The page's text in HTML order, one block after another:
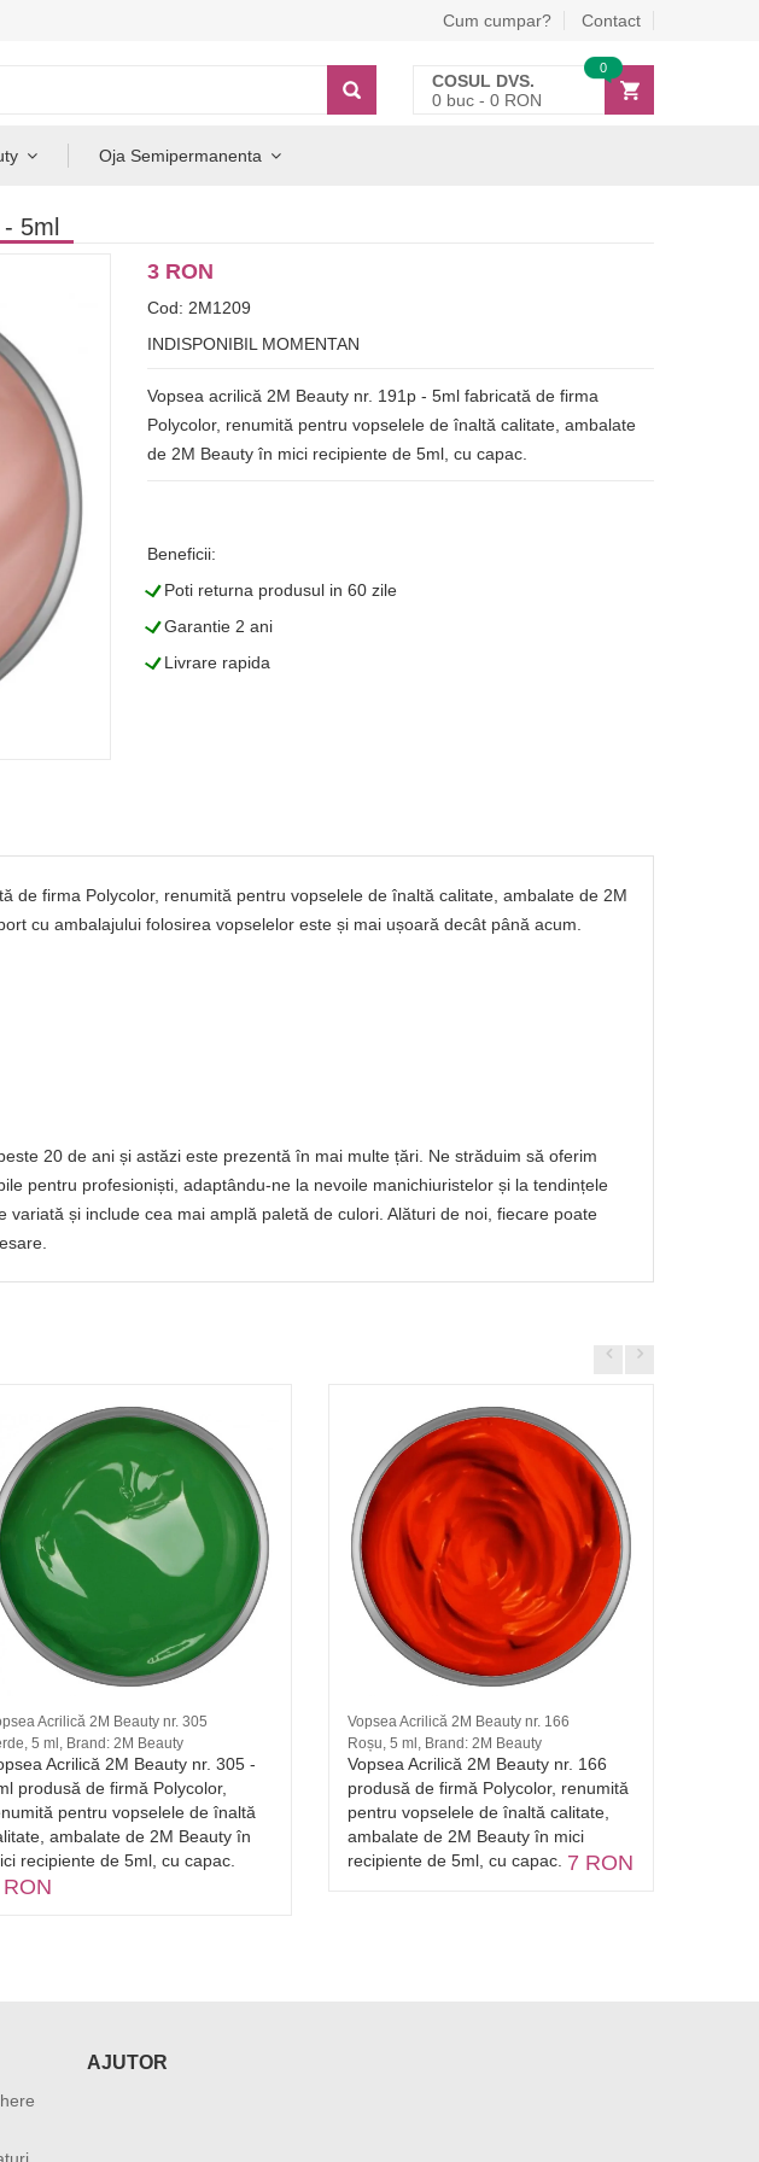
Cum cumpar? Contact
COSUL DVS.
0 buc - 0 RON
0
Oja Semipermanenta
5ml
3 RON
Cod: 2M1209
INDISPONIBIL MOMENTAN
Vopsea acrilică 2M Beauty nr. 191p - 5ml fabricată de firma
Polycolor, renumită pentru vopselele de înaltă calitate, ambalate
de 2M Beauty în mici recipiente de 5ml, cu capac.
Beneficii:
LPoti returna produsul in 60 zile
LGarantie 2 ani
LLivrare rapida
de firma Polycolor, renumită pentru vopselele de înaltă calitate, ambalate de 2M
cu ambalajului folosirea vopselelor este și mai ușoară decât până acum.
20 de ani și astăzi este prezentă în mai multe țări. Ne străduim să oferim
pentru profesioniști, adaptându-ne la nevoile manichiuristelor și la tendințele
și include cea mai amplă paletă de culori. Alături de noi, fiecare poate
Acrilică 2M Beauty nr. 305
5 ml, Brand: 2M Beauty
Acrilică 2M Beauty nr. 305 -
produsă de firmă Polycolor,
pentru vopselele de înaltă
ambalate de 2M Beauty în
recipiente de 5ml, cu capac.
RON
Vopsea Acrilică 2M Beauty nr. 166
Roșu, 5 ml, Brand: 2M Beauty
Vopsea Acrilică 2M Beauty nr. 166
produsă de firmă Polycolor, renumită
pentru vopselele de înaltă calitate,
ambalate de 2M Beauty în mici
recipiente de 5ml, cu capac. 7 RON
AJUTOR